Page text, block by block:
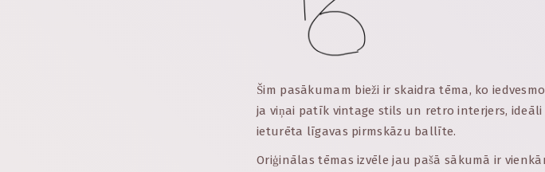
Šim pasākumam bieži ir skaidra tēma, ko
ja viņai patīk vintage stils un retro interjers, ideāli
ieturēta līgavas pirmskāzu ballīte.
Oriģinālas tēmas izvēle jau pašā sākumā ir